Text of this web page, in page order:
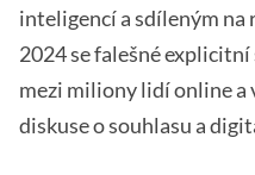
inteligencí a sdíleným na
2024 se falešné
mezi miliony lidí online
diskuse o souhlasu a